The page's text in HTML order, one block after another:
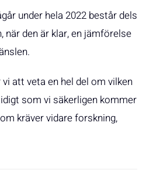
under hela 2022 består dels
den är klar, en jämförelse
att veta en hel del om vilken
som vi säkerligen kommer
kräver vidare forskning,